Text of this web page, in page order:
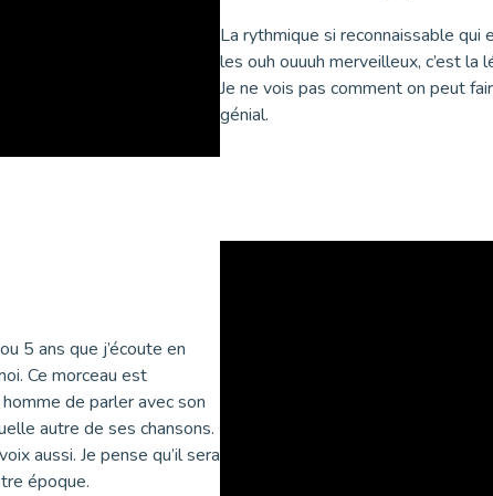
La rythmique si reconnaissable
les ouh ouuuh merveilleux, c’est
Je ne vois pas comment on peut
génial.
5 ans que j’écoute en
Ce morceau est
de parler avec son
autre de ses chansons.
aussi. Je pense qu’il sera
époque.